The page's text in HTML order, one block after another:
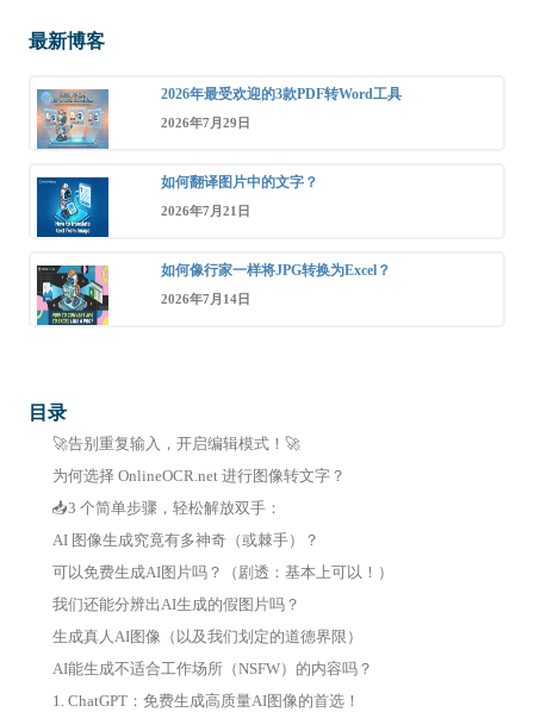
最新博客
2026年最受欢迎的3款PDF转Word工具
2026年7月29日
如何翻译图片中的文字？
2026年7月21日
如何像行家一样将JPG转换为Excel？
2026年7月14日
目录
🚀告别重复输入，开启编辑模式！🚀
为何选择 OnlineOCR.net 进行图像转文字？
📥3 个简单步骤，轻松解放双手：
AI 图像生成究竟有多神奇（或棘手）？
可以免费生成AI图片吗？（剧透：基本上可以！）
我们还能分辨出AI生成的假图片吗？
生成真人AI图像（以及我们划定的道德界限）
AI能生成不适合工作场所（NSFW）的内容吗？
1. ChatGPT：免费生成高质量AI图像的首选！